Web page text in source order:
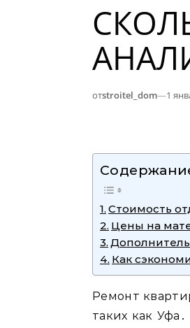
отstroitel_dom—1
Стоимость
Цены на
Как
Ремонт
таких как